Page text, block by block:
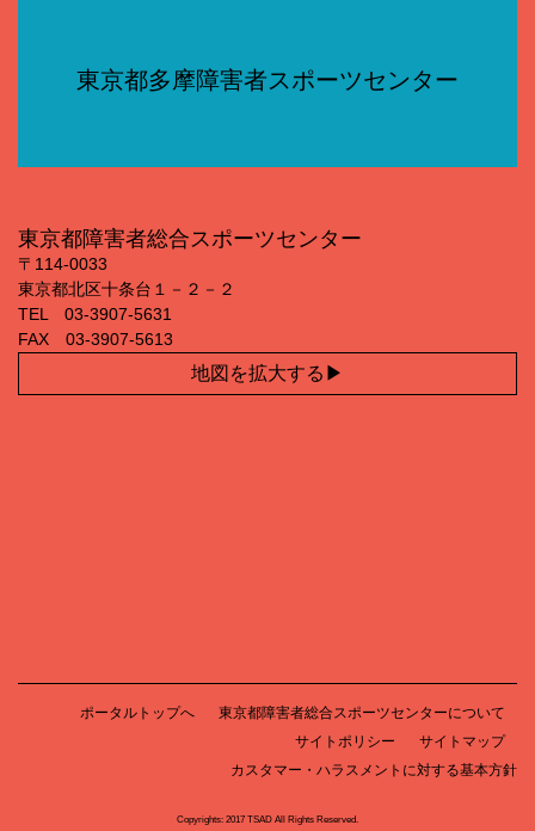
東京都多摩障害者スポーツセンター
東京都障害者総合スポーツセンター
〒114‐0033
東京都北区十条台１－２－２
TEL 03‐3907‐5631
FAX 03‐3907‐5613
地図を拡大する
ポータルトップへ
東京都障害者総合スポーツセンターについて
サイトポリシー
サイトマップ
カスタマー・ハラスメントに対する基本方針
Copyrights: 2017 TSAD All Rights Reserved.